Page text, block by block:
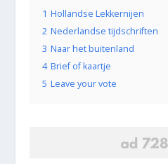
1 Hollandse Lekkernijen
2 Nederlandse tijdschriften
3 Naar het buitenland
4 Brief of kaartje
5 Leave your vote